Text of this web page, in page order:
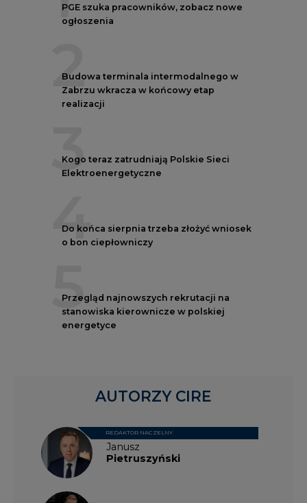
PGE szuka pracowników, zobacz nowe
ogłoszenia
2
Budowa terminala intermodalnego w
Zabrzu wkracza w końcowy etap
realizacji
3
Kogo teraz zatrudniają Polskie Sieci
Elektroenergetyczne
4
Do końca sierpnia trzeba złożyć wniosek
o bon ciepłowniczy
5
Przegląd najnowszych rekrutacji na
stanowiska kierownicze w polskiej
energetyce
Janusz
Pietruszyński
REDAKTOR NACZELNY
AUTORZY CIRE